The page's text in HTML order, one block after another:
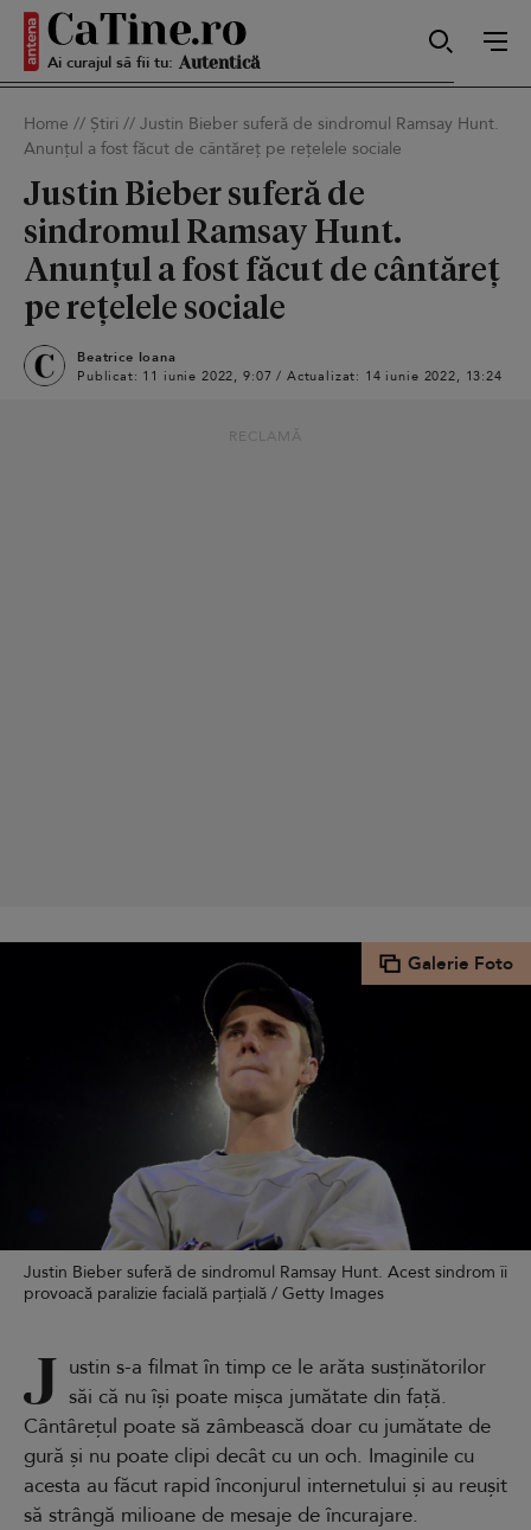
Ai curajul să fii tu: Sexy
Smart
Sensibilă
Home // Știri // Justin Bieber suferă de sindromul Ramsay Hunt.
Anunțul a fost făcut de cântăreț pe rețelele sociale
Justin Bieber suferă de
sindromul Ramsay Hunt.
Anunțul a fost făcut de cântăreț
pe rețelele sociale
Beatrice Ioana
Publicat: 11 iunie 2022, 9:07 / Actualizat: 14 iunie 2022, 13:24
RECLAMĂ
Galerie Foto
Justin Bieber suferă de sindromul Ramsay Hunt. Acest sindrom îi
provoacă paralizie facială parțială / Getty Images
J ustin s-a filmat în timp ce le arăta susținătorilor
săi că nu își poate mișca jumătate din față.
Cântârețul poate să zâmbească doar cu jumătate de
gură și nu poate clipi decât cu un och. Imaginile cu
acesta au făcut rapid înconjurul internetului și au reușit
să strângă milioane de mesaje de încurajare.